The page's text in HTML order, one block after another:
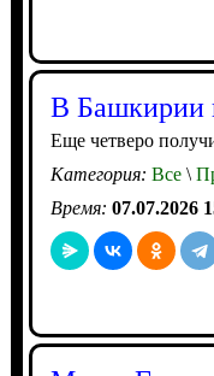
В Башкирии
Еще четверо
Категория: Все\
Время: 07.07.2026